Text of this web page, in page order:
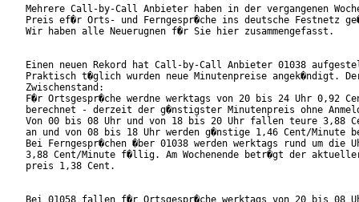
Mehrere Call-by-Call Anbieter haben in der vergangenen
Preis ef�r Orts- und Ferngespr�che ins deutsche Festnetz
Wir haben alle Neuerugnen f�r Sie hier zusammengefasst.
Einen neuen Rekord hat Call-by-Call Anbieter 01038
Praktisch t�glich wurden neue Minutenpreise angek�ndigt.
Zwischenstand:
F�r Ortsgespr�che werdne werktags von 20 bis 24 Uhr 0,92
berechnet - derzeit der g�nstigster Minutenpreis ohne
Von 00 bis 08 Uhr und von 18 bis 20 Uhr fallen teure 3,88
an und von 08 bis 18 Uhr werden g�nstige 1,46 Cent/Minute
Bei Ferngespr�chen �ber 01038 werden werktags rund um die
3,88 Cent/Minute f�llig. Am Wochenende betr�gt der
preis 1,38 Cent.
Bei 01058 fallen f�r Ortsgespr�che werktags von 20 bis 08